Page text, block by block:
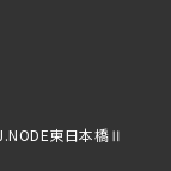
東日本橋Ⅱ